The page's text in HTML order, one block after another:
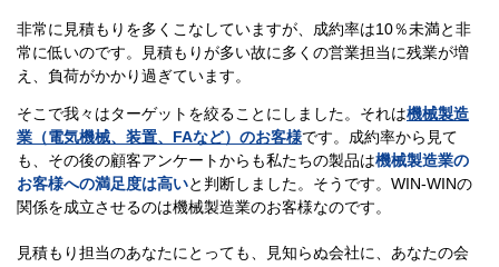
非常に見積もりを多くこなしていますが、成約率は10％未満と非
常に低いのです。見積もりが多い故に多くの営業担当に残業が増
え、負荷がかかり過ぎています。
そこで我々はターゲットを絞ることにしました。それは機械製造
業（電気機械、装置、FAなど）のお客様です。成約率から見て
も、その後の顧客アンケートからも私たちの製品は機械製造業の
お客様への満足度は高いと判断しました。そうです。WIN-WINの
関係を成立させるのは機械製造業のお客様なのです。
見積もり担当のあなたにとっても、見知らぬ会社に、あなたの会